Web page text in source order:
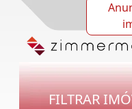
FILTRAR